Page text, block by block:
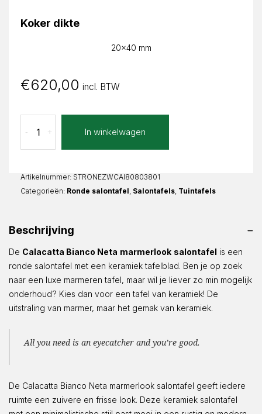
Koker dikte
20x40 mm
€620,00 incl. BTW
Bianco
Neta
aantal
+
- In winkelwagen
Artikelnummer: STRONEZWCAI80803801
Categorieën: Ronde salontafel Salontafels Tuintafels
Beschrijving
De Calacatta Bianco Neta marmerlook salontafel is een
ronde salontafel met een keramiek tafelblad. Ben je op zoek
naar een luxe marmeren tafel, maar wil je liever zo min mogelijk
onderhoud? Kies dan voor een tafel van keramiek! De
uitstraling van marmer, maar het gemak van keramiek.
All you need is an eyecatcher and you’re good.
De Calacatta Bianco Neta marmerlook salontafel geeft iedere
ruimte een zuivere en frisse look. Deze keramiek salontafel